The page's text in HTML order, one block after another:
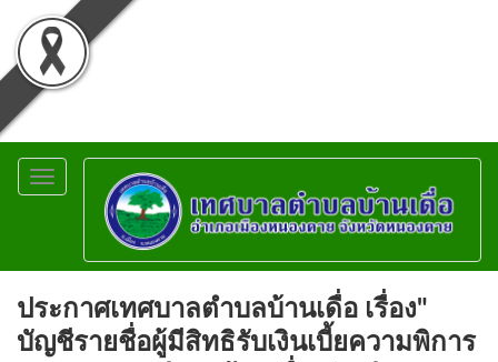
Toggle
navigation
ประกาศเทศบาลตำบลบ้านเดื่อ เรื่อง"
บัญชีรายชื่อผู้มีสิทธิรับเงินเบี้ยความพิการ